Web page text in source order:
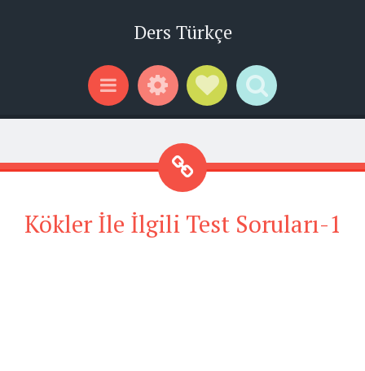
Ders Türkçe
Menu WidgetsSocial Links
Search
Kökler İle İlgili Test Soruları-1